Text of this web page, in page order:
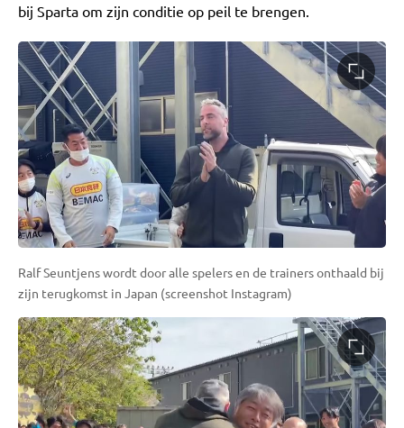
bij Sparta om zijn conditie op peil te brengen.
Ralf Seuntjens wordt door alle spelers en de trainers onthaald bij
zijn terugkomst in Japan (screenshot Instagram)